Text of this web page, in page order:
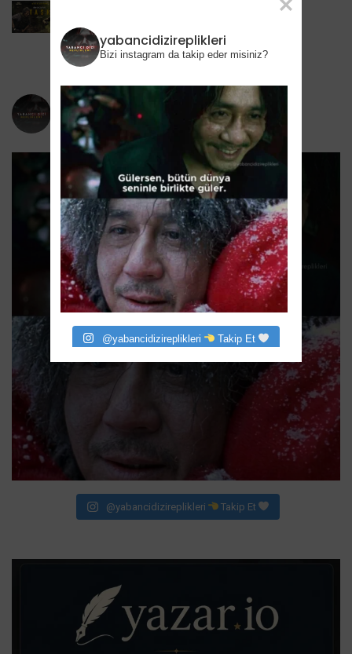
Task 2. Sezona Yenilendi: Mark Ruffalo
HBO’nun Suç Dramanına Geri Dönüyor
6 Ağustos 2026
yabancidizireplikleri
Bizi instagram da takip eder misiniz?
@yabancidizireplikleri Takip Et
yabancidizireplikleri
Bizi instagram da takip eder misiniz?
@yabancidizireplikleri Takip Et